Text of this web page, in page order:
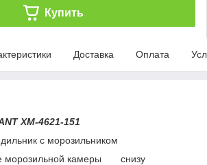
Купить
Доставка Оплата
ХМ-4621-151
с морозильником
морозильной камеры снизу